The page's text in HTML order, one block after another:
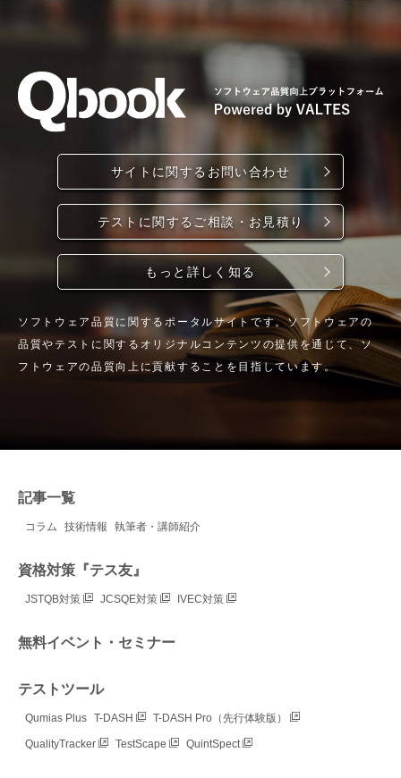
サイトに関するお問い合わせ
テストに関するご相談・お見積り
もっと詳しく知る
ソフトウェア品質に関するポータルサイトです。ソフトウェアの
品質やテストに関するオリジナルコンテンツの提供を通じて、ソ
フトウェアの品質向上に貢献することを目指しています。
記事一覧
コラム 技術情報 執筆者・講師紹介
資格対策『テス友』
JSTQB対策 JCSQE対策 IVEC対策
無料イベント・セミナー
テストツール
Qumias Plus T-DASH T-DASH Pro（先行体験版）
QualityTracker TestScape QuintSpect